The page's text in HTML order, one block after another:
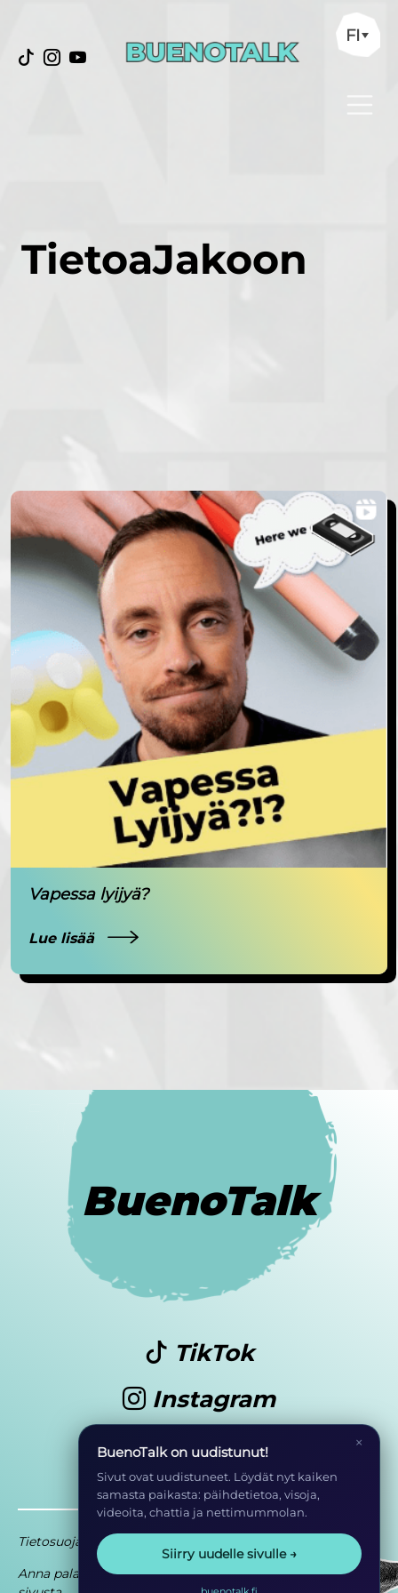
FI
TietoaJakoon
Vapessa lyijyä?
Lue lisää
BuenoTalk
TikTok
Instagram
Youtube
Tietosuoja
Anna palautetta
Osa EHYT ry:n
×
BuenoTalk on uudistunut!
Sivut ovat uudistuneet. Löydät nyt kaiken
samasta paikasta: päihdetietoa, visoja,
videoita, chattia ja nettimummolan.
Siirry uudelle sivulle →